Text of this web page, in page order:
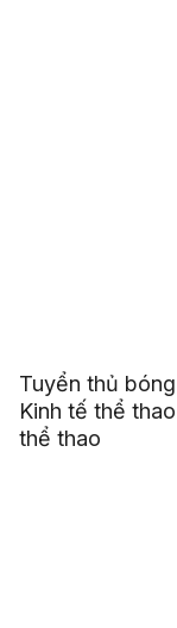
Tuyển thủ
Kinh tế thể
thể thao